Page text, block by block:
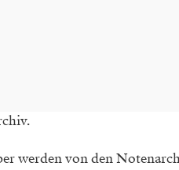
werden von den